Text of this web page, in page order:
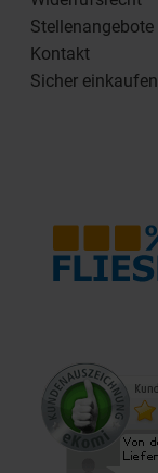
Stellenangebote
Kontakt
Sicher einkaufen